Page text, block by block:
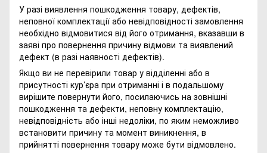
У разі виявлення пошкодження товару, дефектів,
неповної комплектації або невідповідності замовлення
необхідно відмовитися від його отримання, вказавши в
заяві про повернення причину відмови та виявлений
дефект (в разі наявності дефектів).
Якщо ви не перевірили товар у відділенні або в
присутності кур’єра при отриманні і в подальшому
вирішите повернути його, посилаючись на зовнішні
пошкодження та дефекти, неповну комплектацію,
невідповідність або інші недоліки, по яким неможливо
встановити причину та момент виникнення, в
прийнятті повернення товару може бути відмовлено.